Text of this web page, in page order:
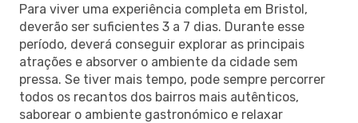
Para viver uma experiência completa em Bristol,
deverão ser suficientes 3 a 7 dias. Durante esse
período, deverá conseguir explorar as principais
atrações e absorver o ambiente da cidade sem
pressa. Se tiver mais tempo, pode sempre percorrer
todos os recantos dos bairros mais autênticos,
saborear o ambiente gastronómico e relaxar